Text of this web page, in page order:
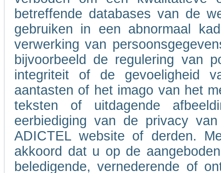
betreffende databases van de
gebruiken in een abnormaal
verwerking van
bijvoorbeeld de regulering van
integriteit of de gevoeligheid
aantasten of het imago van het
teksten of uitdagende
eerbiediging van de privacy
ADICTEL website of derden.
akkoord dat u op de
beledigende, vernederende of